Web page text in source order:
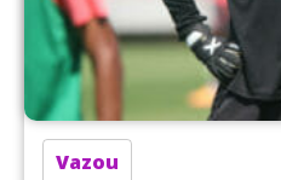
Vazou